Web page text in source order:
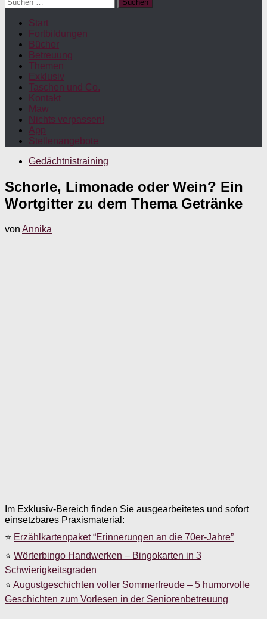
nach:
Start
Fortbildungen
Bücher
Betreuung
Themen
Exklusiv
Taschen und Co.
Kontakt
Maw
Nichts verpassen!
App
Stellenangebote
Gedächtnistraining
Schorle, Limonade oder Wein? Ein
Wortgitter zu dem Thema Getränke
von Annika
Im Exklusiv-Bereich finden Sie ausgearbeitetes und sofort
einsetzbares Praxismaterial:
⭐ Erzählkartenpaket “Erinnerungen an die 70er-Jahre”
⭐ Wörterbingo Handwerken – Bingokarten in 3
Schwierigkeitsgraden
⭐ Augustgeschichten voller Sommerfreude – 5 humorvolle
Geschichten zum Vorlesen in der Seniorenbetreuung